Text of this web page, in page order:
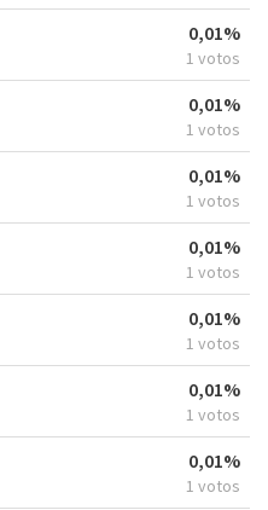
0,01%
1 votos
0,01%
1 votos
0,01%
1 votos
0,01%
1 votos
0,01%
1 votos
0,01%
1 votos
0,01%
1 votos